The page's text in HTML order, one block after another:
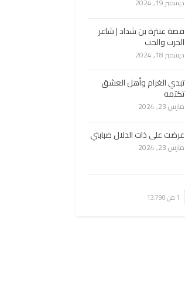
قصة عنترة بن شداد | شاعر
الحرب والحب
ديسمبر 18, 2024
تبدي الغرام وأهل العشق
تكتمه
مارس 23, 2024
عرضت على ذات الدلال صبابتي
مارس 23, 2024
1 من 13٬790